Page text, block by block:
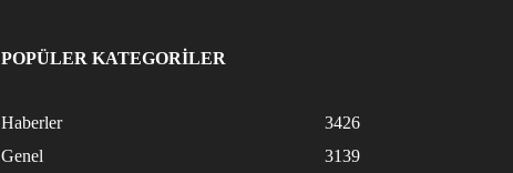
POPÜLER KATEGORİLER
Haberler
3426
Genel
3139